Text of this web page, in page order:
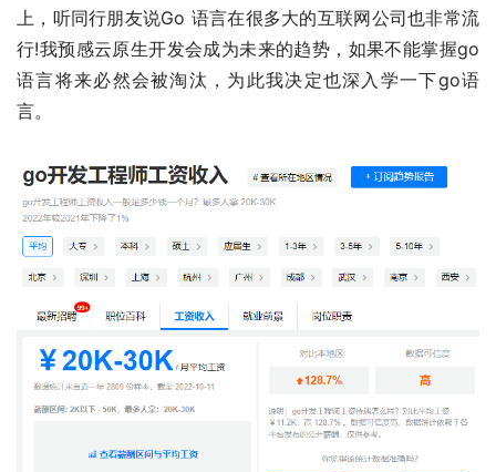
上，听同行朋友说Go 语言在很多大的互联网公司也非常流
行!我预感云原生开发会成为未来的趋势，如果不能掌握go
语言将来必然会被淘汰，为此我决定也深入学一下go语
言。